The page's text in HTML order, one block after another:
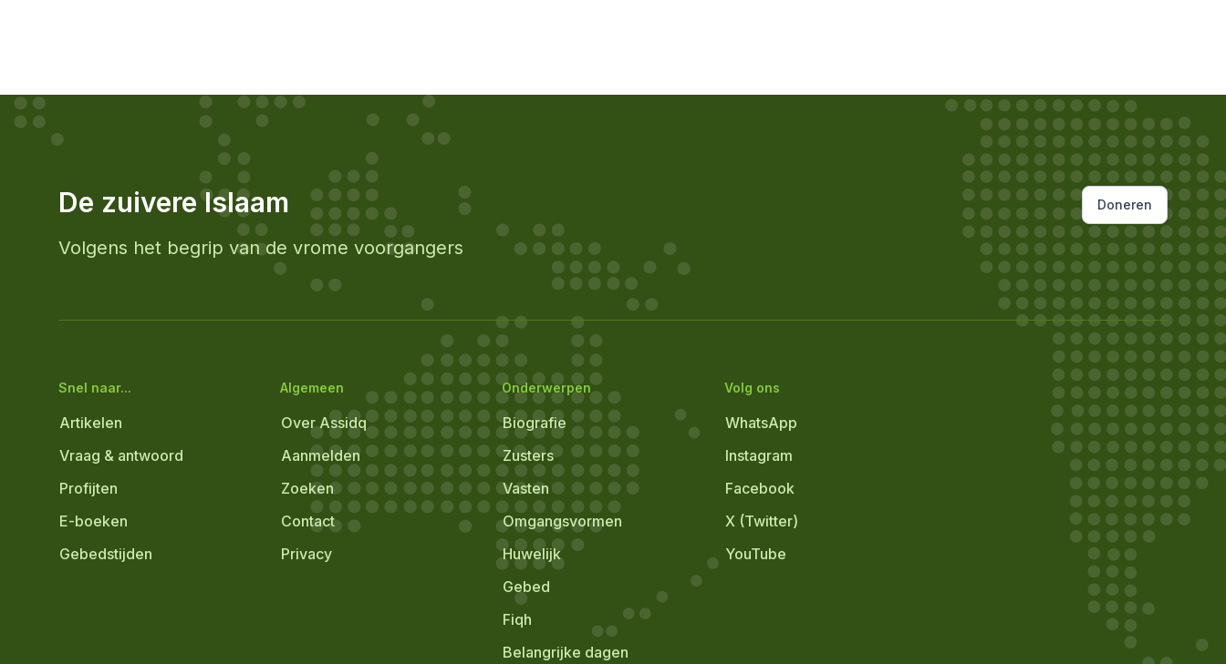
De zuivere Islaam
Volgens het begrip van de vrome voorgangers
Doneren
Snel naar...
Artikelen
Vraag & antwoord
Profijten
E-boeken
Gebedstijden
Algemeen
Over Assidq
Aanmelden
Zoeken
Contact
Privacy
Onderwerpen
Biografie
Zusters
Vasten
Omgangsvormen
Huwelijk
Gebed
Fiqh
Belangrijke dagen
Volg ons
WhatsApp
Instagram
Facebook
X (Twitter)
YouTube